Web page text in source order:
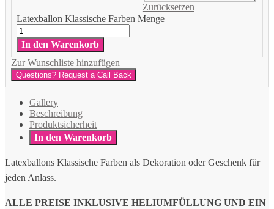
Zurücksetzen
Latexballon Klassische Farben Menge
In den Warenkorb
Zur Wunschliste hinzufügen
Questions? Request a Call Back
Gallery
Beschreibung
Produktsicherheit
In den Warenkorb
Latexballons Klassische Farben als Dekoration oder Geschenk für
jeden Anlass.
ALLE PREISE INKLUSIVE HELIUMFÜLLUNG UND EIN